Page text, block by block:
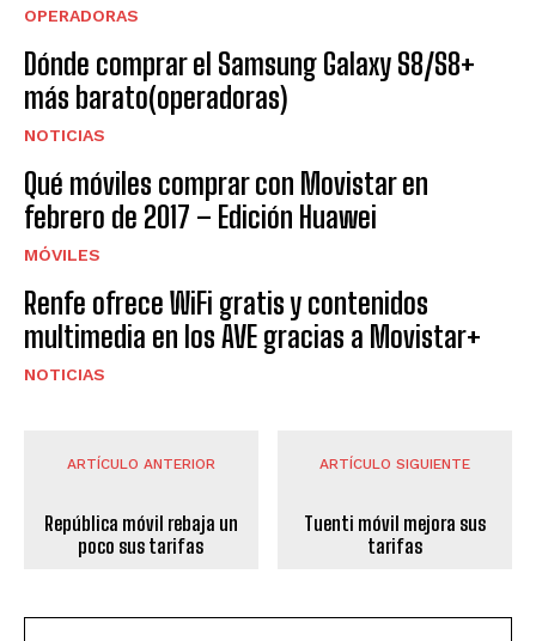
OPERADORAS
Dónde comprar el Samsung Galaxy S8/S8+
más barato(operadoras)
NOTICIAS
Qué móviles comprar con Movistar en
febrero de 2017 – Edición Huawei
MÓVILES
Renfe ofrece WiFi gratis y contenidos
multimedia en los AVE gracias a Movistar+
NOTICIAS
ARTÍCULO ANTERIOR
República móvil rebaja un
poco sus tarifas
ARTÍCULO SIGUIENTE
Tuenti móvil mejora sus
tarifas